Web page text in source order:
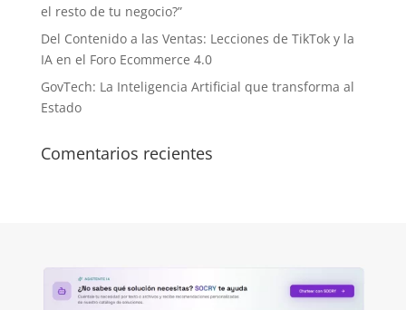
el resto de tu negocio?”
Del Contenido a las Ventas: Lecciones de TikTok y la
IA en el Foro Ecommerce 4.0
GovTech: La Inteligencia Artificial que transforma al
Estado
Comentarios recientes